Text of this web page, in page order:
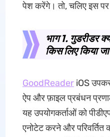
पेश करेंगे। तो, चलिए इस
भाग 1. गुडरीडर
किस लिए किया
GoodReaderiOS
ऐप और फ़ाइल प्रबंधन
यह उपयोगकर्ताओं को
एनोटेट करने और